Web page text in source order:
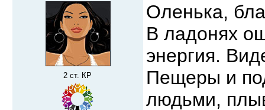
2 ст. КР
Оленька,
В ладонях
энергия.
Пещеры и
людьми,